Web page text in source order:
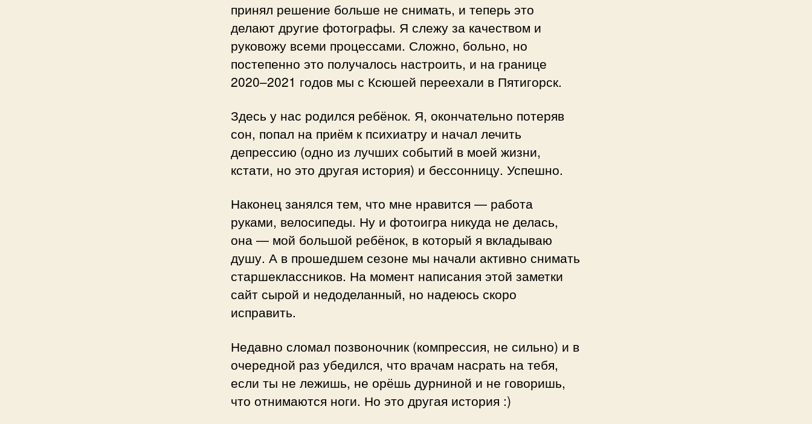
принял решение больше не снимать, и теперь это
делают другие фотографы. Я слежу за качеством и
руковожу всеми процессами. Сложно, больно, но
постепенно это получалось настроить, и на границе
2020–2021 годов мы с Ксюшей переехали в Пятигорск.
Здесь у нас родился ребёнок. Я, окончательно потеряв
сон, попал на приём к психиатру и начал лечить
депрессию (одно из лучших событий в моей жизни,
кстати, но это другая история) и бессонницу. Успешно.
Наконец занялся тем, что мне нравится — работа
руками, велосипеды. Ну и фотоигра никуда не делась,
она — мой большой ребёнок, в который я вкладываю
душу. А в прошедшем сезоне мы начали активно снимать
старшеклассников. На момент написания этой заметки
сайт сырой и недоделанный, но надеюсь скоро
исправить.
Недавно сломал позвоночник (компрессия, не сильно) и в
очередной раз убедился, что врачам насрать на тебя,
если ты не лежишь, не орёшь дурниной и не говоришь,
что отнимаются ноги. Но это другая история :)